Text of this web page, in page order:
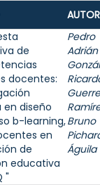
de
docentes:
en diseño
b-learning,
en
de
educativa
"
Pedro
Bruno
Águila